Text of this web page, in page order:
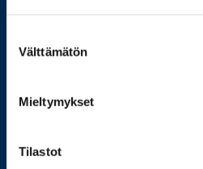
valinta
Välttämätön
Mieltymykset
Tilastot